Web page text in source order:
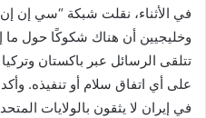
في الأثناء، نقلت شبكة “سي إن
وخليجيين أن هناك شكوكًا حول ما
تتلقى الرسائل عبر باكستان
على أي اتفاق سلام أو تنفيذه.
في إيران لا يثقون بالولايات